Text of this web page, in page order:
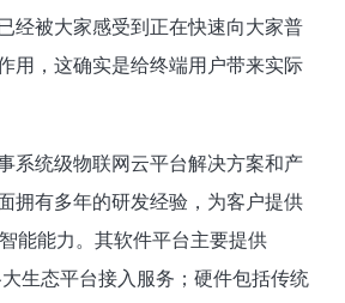
经被大家感受到正在快速向大家普
用，这确实是给终端用户带来实际
系统级物联网云平台解决方案和产
拥有多年的研发经验，为客户提供
能能力。其软件平台主要提供
生态平台接入服务；硬件包括传统